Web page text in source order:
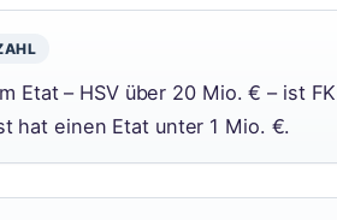
Etat – HSV über 20 Mio. € – ist
hat einen Etat unter 1 Mio. €.